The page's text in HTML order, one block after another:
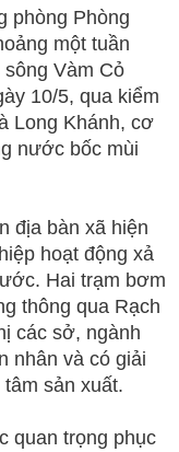
phòng Phòng
một tuần
Vàm Cỏ
10/5, qua kiểm
Long Khánh, cơ
nước bốc mùi
địa bàn xã hiện
hoạt động xả
Hai trạm bơm
thông qua Rạch
các sở, ngành
nhân và có giải
sản xuất.
quan trọng phục